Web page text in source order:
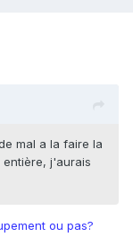
mal a la faire la
j'aurais
ou pas?